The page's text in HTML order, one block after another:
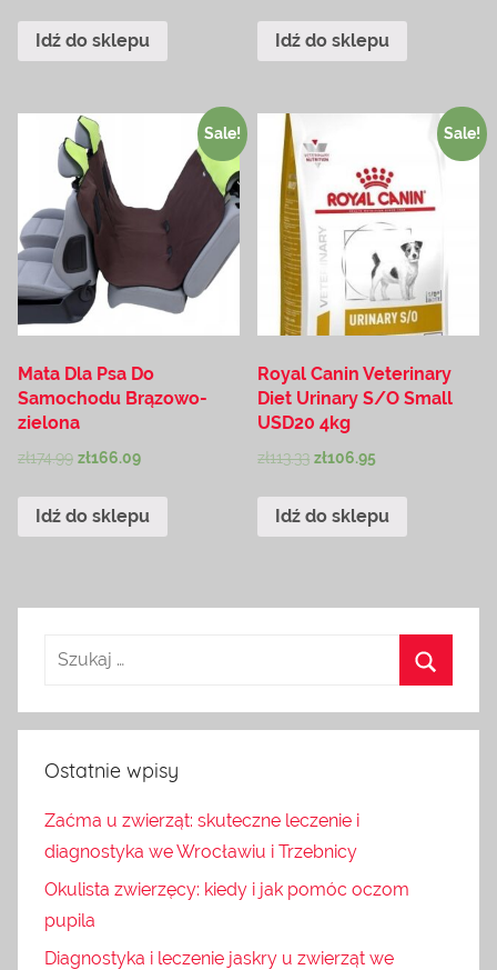
Idź do sklepu Idź do sklepu
Sale!
Mata Dla Psa Do
Samochodu Brązowo-
zielona
zł174.99 zł166.09
Idź do sklepu
Sale!
Royal Canin Veterinary
Diet Urinary S/O Small
USD20 4kg
zł113.33 zł106.95
Idź do sklepu
Ostatnie wpisy
Zaćma u zwierząt: skuteczne leczenie i
diagnostyka we Wrocławiu i Trzebnicy
Okulista zwierzęcy: kiedy i jak pomóc oczom
pupila
Diagnostyka i leczenie jaskry u zwierząt we